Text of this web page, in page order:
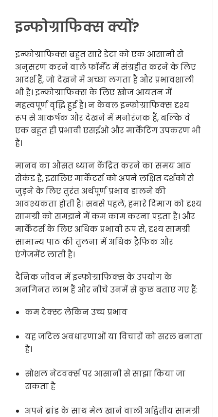
इन्फोग्राफिक्स क्यों?
इन्फोग्राफिक्स बहुत सारे डेटा को एक आसानी से
अनुसरण करने वाले फॉर्मेट में संग्रहीत करने के लिए
आदर्श हैं, जो देखने में अच्छा लगता है और प्रभावशाली
भी है। इन्फोग्राफिक्स के लिए खोज आयतन में
महत्वपूर्ण वृद्धि हुई है। न केवल इन्फोग्राफिक्स दृश्य
रूप से आकर्षक और देखने में मनोरंजक हैं, बल्कि वे
एक बहुत ही प्रभावी एसईओ और मार्केटिंग उपकरण भी
हैं।
मानव का औसत ध्यान केंद्रित करने का समय आठ
सेकंड है, इसलिए मार्केटर्स को अपने लक्षित दर्शकों से
जुड़ने के लिए तुरंत अर्थपूर्ण प्रभाव डालने की
आवश्यकता होती है। सबसे पहले, हमारे दिमाग को दृश्य
सामग्री को समझने में कम काम करना पड़ता है। और
मार्केटर्स के लिए अधिक प्रभावी रूप से, दृश्य सामग्री
सामान्य पाठ की तुलना में अधिक ट्रैफिक और
एंगेजमेंट लाती है।
दैनिक जीवन में इन्फोग्राफिक्स के उपयोग के
अनगिनत लाभ हैं और नीचे उनमें से कुछ बताए गए हैं:
कम टेक्स्ट लेकिन उच्च प्रभाव
यह जटिल अवधारणाओं या विचारों को सरल बनाता
है।
सोशल नेटवर्क्स पर आसानी से साझा किया जा
सकता है
अपने ब्रांड के साथ मेल खाने वाली अद्वितीय सामग्री